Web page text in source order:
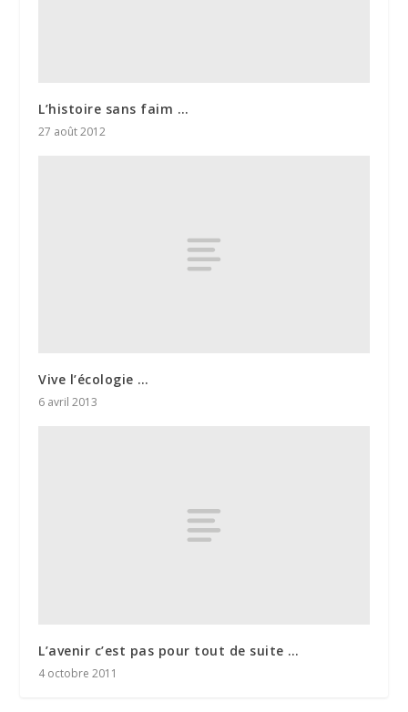
L’histoire sans faim …
27 août 2012
Vive l’écologie …
6 avril 2013
L’avenir c’est pas pour tout de suite …
4 octobre 2011